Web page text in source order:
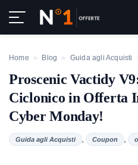
Home » Blog » Guida agli Acquisti
Proscenic Vactidy
Ciclonico in Offerta
Cyber Monday!
Guida agli Acquisti , Coupon ,